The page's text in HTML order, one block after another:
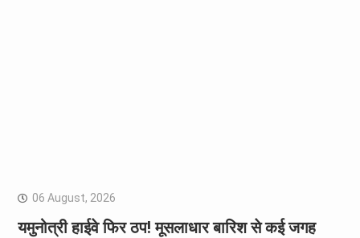
06 August, 2026
यमुनोत्री हाईवे फिर ठप! मूसलाधार बारिश से कई जगह